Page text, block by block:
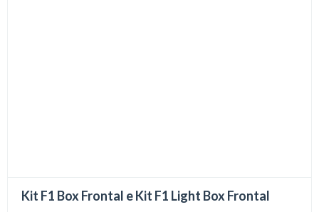
Kit F1 Box Frontal e Kit F1 Light Box Frontal